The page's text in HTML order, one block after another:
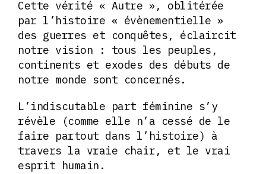
Cette vérité « Autre », oblitérée
par l’histoire « évènementielle »
des guerres et conquêtes, éclaircit
notre vision : tous les peuples,
continents et exodes des débuts de
notre monde sont concernés.
L’indiscutable part féminine s’y
révèle (comme elle n’a cessé de le
faire partout dans l’histoire) à
travers la vraie chair, et le vrai
esprit humain.